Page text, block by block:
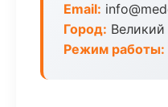
Email:
Город:
Режим работы: